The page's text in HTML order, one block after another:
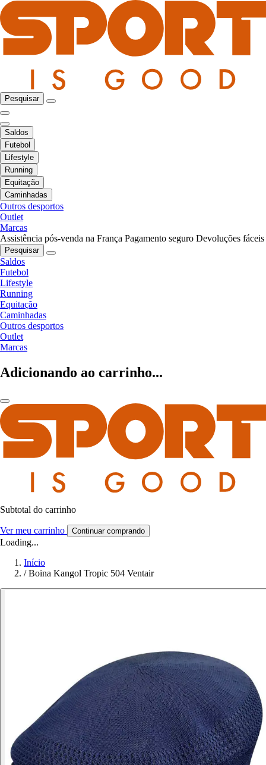
Pesquisar
Saldos
Futebol
Lifestyle
Running
Equitação
Caminhadas
Outros desportos
Outlet
Marcas
Assistência pós-venda na França Pagamento seguro Devoluções fáceis
Pesquisar
Saldos
Futebol
Lifestyle
Running
Equitação
Caminhadas
Outros desportos
Outlet
Marcas
Adicionando ao carrinho...
Subtotal do carrinho
Ver meu carrinho Continuar comprando
Loading...
Início
/ Boina Kangol Tropic 504 Ventair